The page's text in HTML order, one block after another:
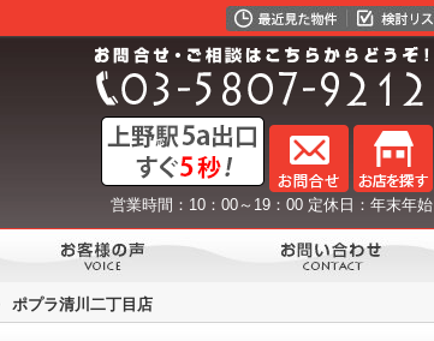
営業時間：10：00～19：00 定休日：年末年始
ポプラ清川二丁目店